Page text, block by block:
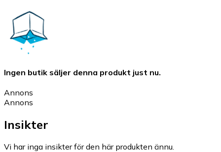
Ingen butik säljer denna produkt just nu.
Annons
Annons
Insikter
Vi har inga insikter för den här produkten ännu.